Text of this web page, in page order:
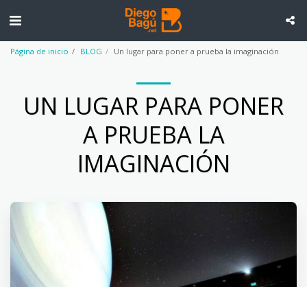
Página de inicio BLOG Un lugar para poner a prueba la imaginación
UN LUGAR PARA PONER
A PRUEBA LA
IMAGINACIÓN